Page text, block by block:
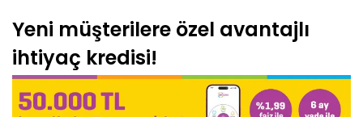
Yeni müşterilere özel avantajlı
ihtiyaç kredisi!